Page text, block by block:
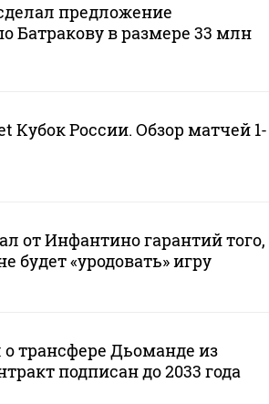
предложение
Батракову в размере 33 млн
Кубок России. Обзор матчей 1-
от Инфантино гарантий того,
будет «уродовать» игру
о трансфере Дьоманде из
подписан до 2033 года